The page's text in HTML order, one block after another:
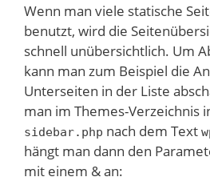
Wenn man viele statische
benutzt, wird die
schnell unübersichtlich. Um
kann man zum Beispiel die
Unterseiten in der Liste
man im Themes-Verzeichnis
sidebar.php nach dem Text
hängt man dann den
mit einem & an: